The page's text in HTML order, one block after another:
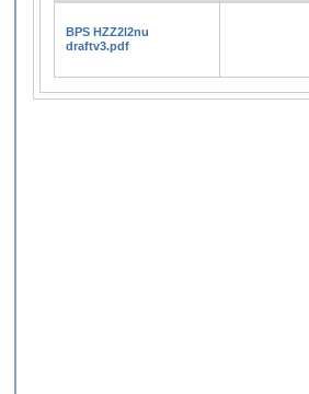
BPS HZZ2l2nu
draftv3.pdf